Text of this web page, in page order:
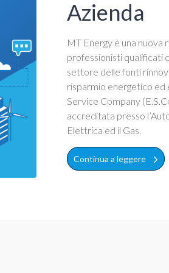
Azienda
MT Energy è una nuova
professionisti qualificati
settore delle fonti
risparmio energetico ed
Service Company
accreditata presso
Elettrica ed il Gas.
Continua a leggere